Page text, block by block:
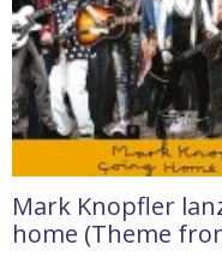
Mark Knopfler
home (Theme